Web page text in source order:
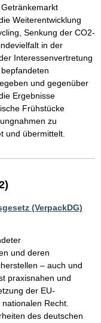
Weiterentwicklung
Senkung der CO2-
in der
Interessenvertretung
und gegenüber
Ergebnisse
Frühstücke
zu
und übermittelt.
(VerpackDG)
und deren
– auch und
praxisnahen und
der EU-
Recht.
des deutschen